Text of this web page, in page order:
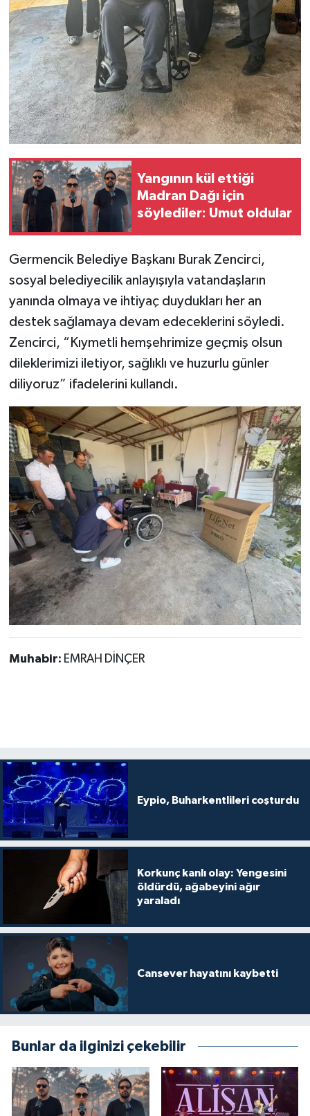
Yangının kül ettiği
Madran Dağı için
söylediler: Umut oldular
Germencik Belediye Başkanı Burak Zencirci,
sosyal belediyecilik anlayışıyla vatandaşların
yanında olmaya ve ihtiyaç duydukları her an
destek sağlamaya devam edeceklerini söyledi.
Zencirci, “Kıymetli hemşehrimize geçmiş olsun
dileklerimizi iletiyor, sağlıklı ve huzurlu günler
diliyoruz” ifadelerini kullandı.
Muhabir: EMRAH DİNÇER
Eypio, Buharkentlileri coşturdu
Korkunç kanlı olay: Yengesini
öldürdü, ağabeyini ağır
yaraladı
Cansever hayatını kaybetti
Bunlar da ilginizi çekebilir